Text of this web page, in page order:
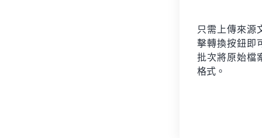
只需上傳來源
擊轉換按鈕即
批次將原始檔
格式。